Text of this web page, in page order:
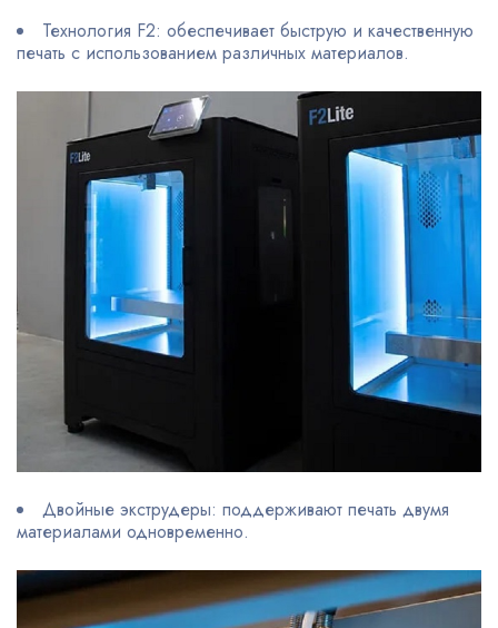
Технология F2: обеспечивает быструю и качественную
печать с использованием различных материалов.
Двойные экструдеры: поддерживают печать двумя
материалами одновременно.